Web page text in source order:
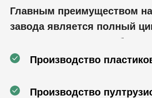
Главным преимуществом
завода является полный
производства
надстроек, включающий в
Производство
Производство